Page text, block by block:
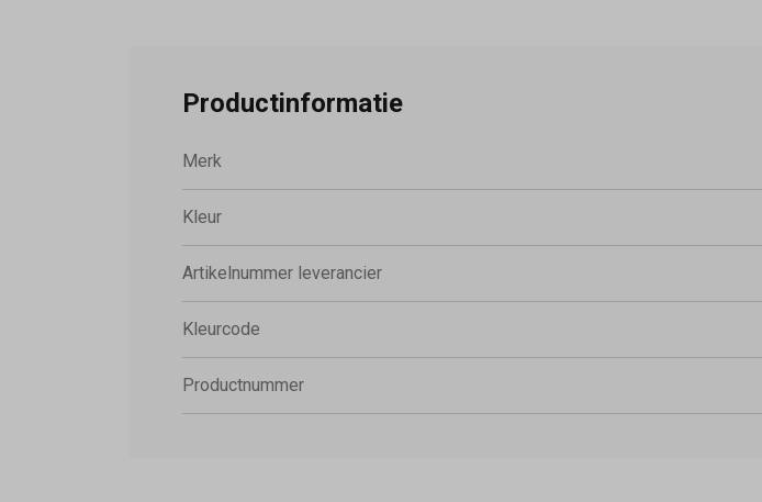
Productinformatie
Merk
Kleur
Artikelnummer leverancier
Kleurcode
Productnummer